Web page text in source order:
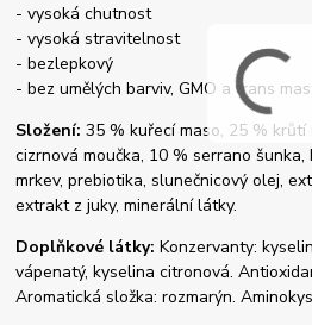
- vysoká chutnost
- vysoká stravitelnost
- bezlepkový
- bez umělých barviv, GMO a trans
Složení: 35 % kuřecí maso, 25 %
cizrnová moučka, 10 % serrano
mrkev, prebiotika, slunečnicový olej,
extrakt z juky, minerální látky.
Doplňkové látky:Konzervanty:
vápenatý, kyselina citronová.
Aromatická složka: rozmarýn.